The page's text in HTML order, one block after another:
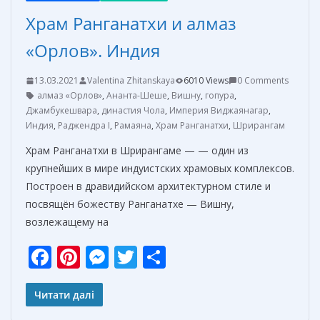
Храм Ранганатхи и алмаз
«Орлов». Индия
13.03.2021 Valentina Zhitanskaya 6010 Views
0 Comments
алмаз «Орлов», Ананта-Шеше, Вишну, гопура,
Джамбукешвара, династия Чола, Империя Виджаянагар,
Индия, Раджендра I, Рамаяна, Храм Ранганатхи, Шрирангам
Храм Ранганатхи в Шрирангаме — — один из
крупнейших в мире индуистских храмовых комплексов.
Построен в дравидийском архитектурном стиле и
посвящён божеству Ранганатхе — Вишну,
возлежащему на
F
ac
e
Pi
nt
er
M T
Читати далі